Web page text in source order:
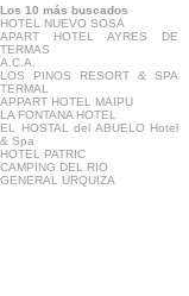
Los 10 más buscados
HOTEL NUEVO SOSA
APART HOTEL AYRES DE
TERMAS
A.C.A.
LOS PINOS RESORT & SPA
TERMAL
APPART HOTEL MAIPU
LA FONTANA HOTEL
EL HOSTAL del ABUELO Hotel
& Spa
HOTEL PATRIC
CAMPING DEL RIO
GENERAL URQUIZA